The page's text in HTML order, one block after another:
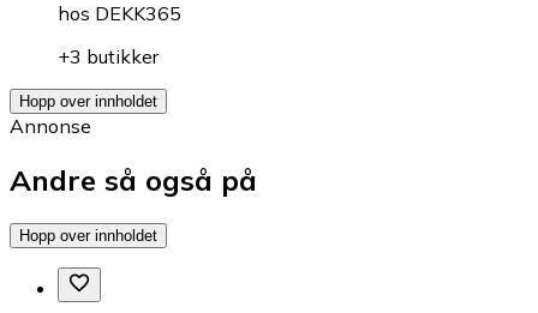
hos DEKK365
+3 butikker
Hopp over innholdet
Annonse
Andre så også på
Hopp over innholdet